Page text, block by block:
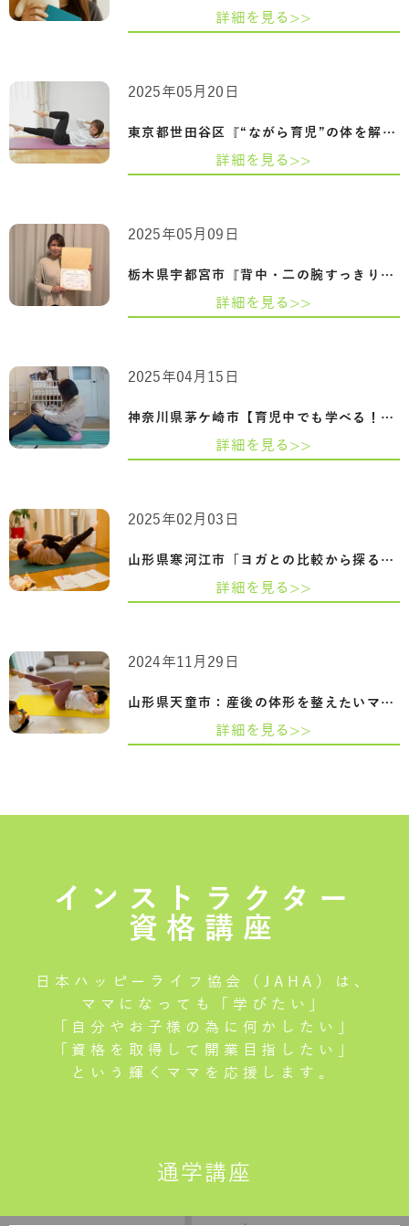
詳細を見る>>
東京都世田谷区『“ながら育児”の体を解放…
2025年05月20日
詳細を見る>>
栃木県宇都宮市『背中・二の腕すっきり！…
2025年05月09日
詳細を見る>>
神奈川県茅ケ崎市【育児中でも学べる！ や…
2025年04月15日
詳細を見る>>
山形県寒河江市「ヨガとの比較から探るピ…
2025年02月03日
詳細を見る>>
山形県天童市：産後の体形を整えたいママ…
2024年11月29日
詳細を見る>>
インストラクター
資格講座
日本ハッピーライフ協会（JAHA）は、
ママになっても「学びたい」
「自分やお子様の為に何かしたい」
「資格を取得して開業目指したい」
という輝くママを応援します。
通学講座